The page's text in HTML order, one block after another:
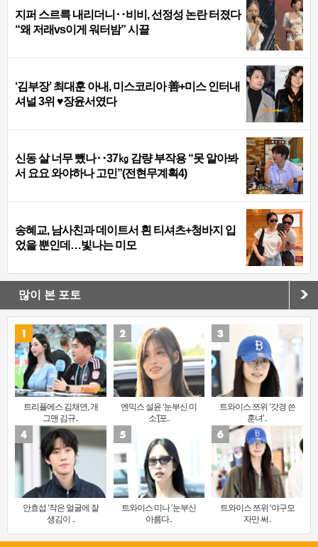
지퍼 스르륵 내리더니‥비비, 선정성 논란 터졌다
“왜 저래vs이게 워터밤” 시끌
‘김부장’ 최대훈 아내, 미스코리아 善+미스 인터내
셔널 3위 ♥장윤서였다
신동 살 너무 뺐나‥37㎏ 감량 부작용 “못 알아봐
서 요요 와야하나 고민”(전현무계획4)
송혜교, 남사친과 데이트서 흰 티셔츠+청바지 입
었을 뿐인데…빛나는 미모
많이 본 포토
트리플에스 김채연, 개
그맨 김규..
엔믹스 설윤 ‘눈부신 미
소’[포..
트와이스 쯔위 ‘갓경 쓴
훈녀’..
안효섭 ‘작은 얼굴에 잘
생김이 ..
트와이스 미나 ‘눈부신
아름다..
트와이스 쯔위 ‘야구모
자만 써..